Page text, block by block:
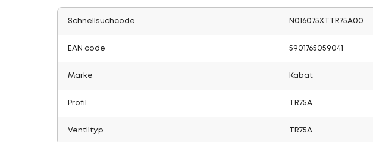
Schnellsuchcode N016075XTTR75A00
EAN code 5901765059041
Marke Kabat
Profil TR75A
Ventiltyp TR75A